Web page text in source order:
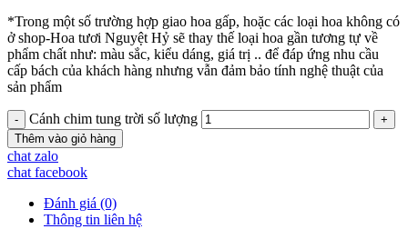
*Trong một số trường hợp giao hoa gấp, hoặc các loại hoa không có
ở shop-Hoa tươi Nguyệt Hỷ sẽ thay thế loại hoa gần tương tự về
phẩm chất như: màu sắc, kiểu dáng, giá trị .. để đáp ứng nhu cầu
cấp bách của khách hàng nhưng vẫn đảm bảo tính nghệ thuật của
sản phẩm
Cánh chim tung trời số lượng
Thêm vào giỏ hàng
chat zalo
chat facebook
Đánh giá (0)
Thông tin liên hệ